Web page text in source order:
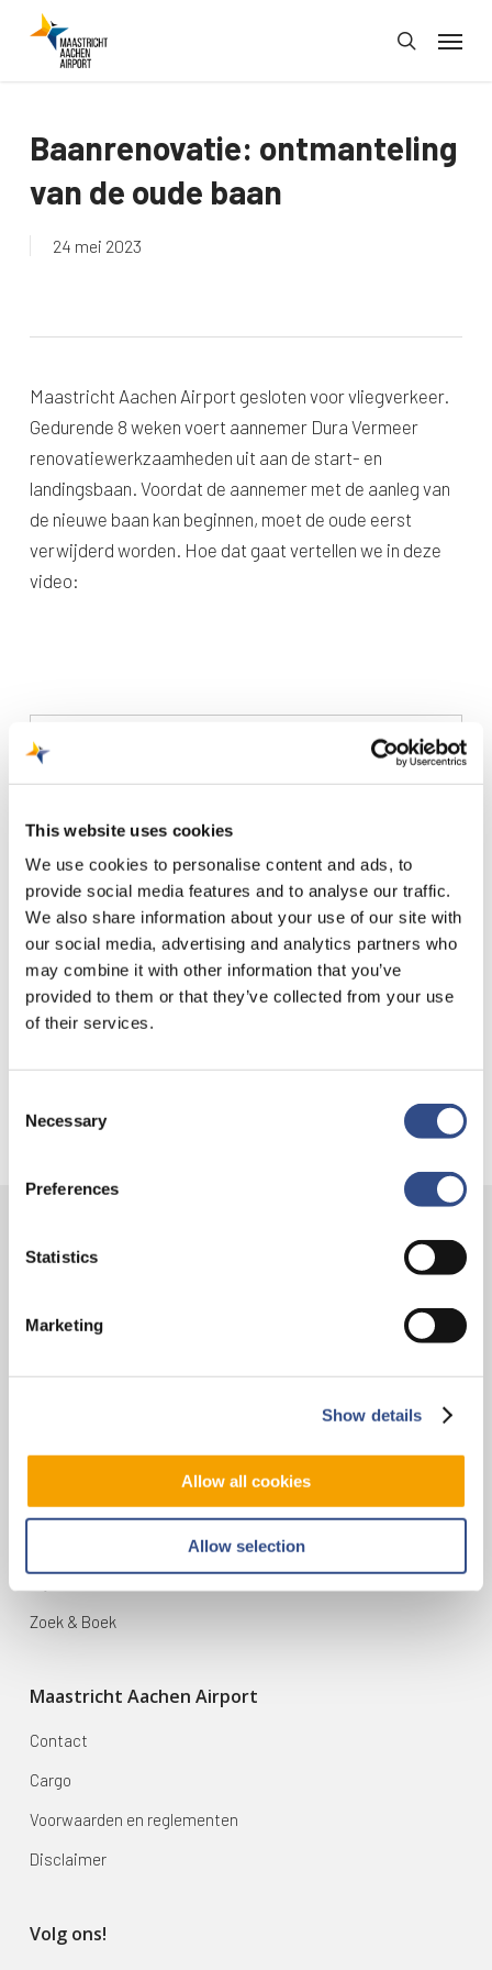
This website uses cookies
We use cookies to personalise content and ads, to
provide social media features and to analyse our traffic.
We also share information about your use of our site with
our social media, advertising and analytics partners who
may combine it with other information that you’ve
provided to them or that they’ve collected from your use
of their services.
Selection
Necessary
Preferences
Statistics
Marketing
Show details
Allow all cookies
Allow selection
search
Menu
Baanrenovatie: ontmanteling
van de oude baan
24 mei 2023
Maastricht Aachen Airport gesloten voor vliegverkeer.
Gedurende 8 weken voert aannemer Dura Vermeer
renovatiewerkzaamheden uit aan de start- en
landingsbaan. Voordat de aannemer met de aanleg van
de nieuwe baan kan beginnen, moet de oude eerst
verwijderd worden. Hoe dat gaat vertellen we in deze
video:
Recente berichten
Trainingsvlucht 4 augustus
Nieuwe AI-primeur voor Maastricht Aachen Airport:
intelligent exoskelet ondersteunt vrachtafhandeling
Je kunt je nu aanmelden voor onze Burendag 2026!
Trainingsvlucht 17 juli
Contact
6199 AD Maastricht Airport
Op reis
Vluchten
Zoek & Boek
Maastricht Aachen Airport
Contact
Cargo
Voorwaarden en reglementen
Disclaimer
Volg ons!